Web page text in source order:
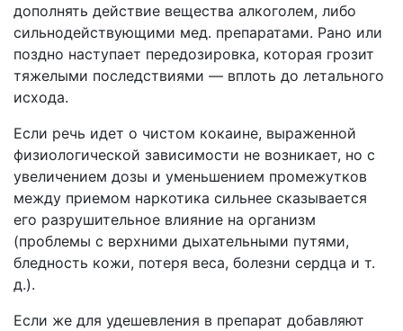
дополнять действие вещества алкоголем, либо
сильнодействующими мед. препаратами. Рано или
поздно наступает передозировка, которая грозит
тяжелыми последствиями — вплоть до летального
исхода.
Если речь идет о чистом кокаине, выраженной
физиологической зависимости не возникает, но с
увеличением дозы и уменьшением промежутков
между приемом наркотика сильнее сказывается
его разрушительное влияние на организм
(проблемы с верхними дыхательными путями,
бледность кожи, потеря веса, болезни сердца и т.
д.).
Если же для удешевления в препарат добавляют